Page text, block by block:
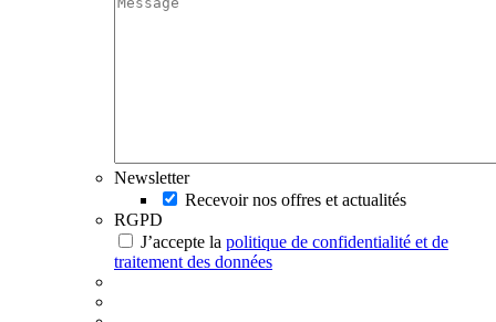
Newsletter
Recevoir nos offres et actualités
RGPD
J’accepte la politique de confidentialité et de
traitement des données